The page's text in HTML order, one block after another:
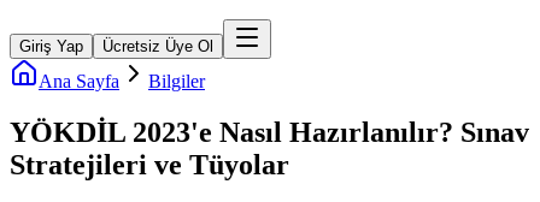
Giriş Yap Ücretsiz Üye Ol
Ana Sayfa Bilgiler
YÖKDİL 2023'e Nasıl Hazırlanılır? Sınav
Stratejileri ve Tüyolar